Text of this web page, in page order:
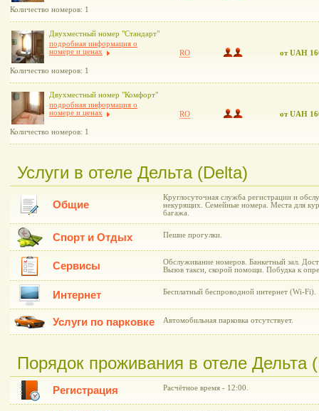
Количество номеров: 1
Двухместный номер "Стандарт"
подробная информация о
номере и ценах
Количество номеров: 1
RO от UAH
Двухместный номер "Комфорт"
подробная информация о
номере и ценах
Количество номеров: 1
RO от UAH
Услуги в отеле Дельта (Delta)
Общие
Круглосуточная служба регистрации и
некурящих. Семейные номера. Места для
багажа.
Спорт и Отдых Пешие прогулки.
Сервисы
Обслуживание номеров. Банкетный зал.
Вызов такси, скорой помощи. Побудка к
Интернет Бесплатный беспроводной интернет (Wi-Fi).
Услуги по парковке Автомобильная парковка отсутствует.
Порядок проживания в отеле Дельта
Регистрация Расчётное время - 12:00.